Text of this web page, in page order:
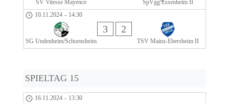
SV Vitesse Mayence
SpVgg Essenheim II
10.11.2024 - 14:30
SG Undenheim/Schornsheim
3 2
TSV Mainz-Ebersheim II
SPIELTAG 15
16.11.2024 - 13:30